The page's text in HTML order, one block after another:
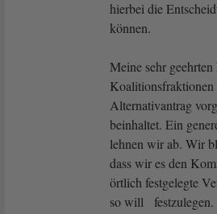
hierbei die
können.
Meine sehr
Koalitionsfraktionen
Alternativantrag
beinhaltet. Ein
lehnen wir ab. Wir
dass wir es den
örtlich festgelegte
so will festzulegen.